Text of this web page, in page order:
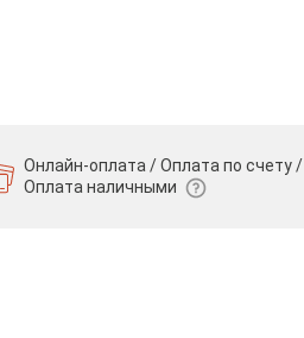
Онлайн-оплата / Оплата по счету /
Оплата наличными